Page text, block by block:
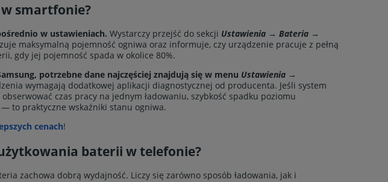
smartfonie?
w ustawieniach. Wystarczy przejść do sekcji Ustawienia → Bateria →
maksymalną pojemność ogniwa oraz informuje, czy urządzenie pracuje z pełną
gdy jej pojemność spada w okolice 80%.
potrzebne dane najczęściej znajdują się w menu Ustawienia →
wymagają dodatkowej aplikacji diagnostycznej od producenta. Jeśli system
czas pracy na jednym ładowaniu, szybkość spadku poziomu
to praktyczne wskaźniki stanu ogniwa.
cenach!
baterii w telefonie?
zachowa dobrą wydajność. Liczy się zarówno sposób ładowania, jak i